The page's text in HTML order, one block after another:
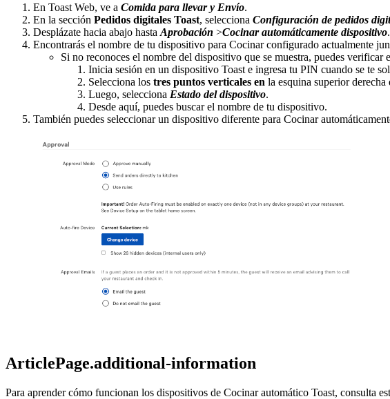
En Toast Web, ve a Comida para llevar y Envío.
En la sección Pedidos digitales Toast, selecciona Configuración de pedidos
Desplázate hacia abajo hasta Aprobación >Cocinar automáticamente dispositivo.
Encontrarás el nombre de tu dispositivo para Cocinar configurado actualmente
Si no reconoces el nombre del dispositivo que se muestra, puedes verificar
Inicia sesión en un dispositivo Toast e ingresa tu PIN cuando se te
Selecciona los tres puntos verticales en la esquina superior
Luego, selecciona Estado del dispositivo.
Desde aquí, puedes buscar el nombre de tu dispositivo.
También puedes seleccionar un dispositivo diferente para Cocinar
ArticlePage.additional-information
Para aprender cómo funcionan los dispositivos de Cocinar automático Toast, consulta